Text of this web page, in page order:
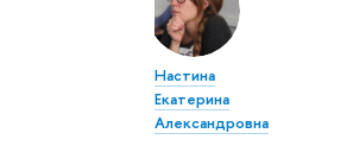
Настина
Екатерина
Александровна